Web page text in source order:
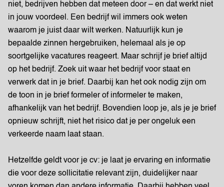
niet, bedrijven hebben dat meteen door – en dat werkt niet
in jouw voordeel. Een bedrijf wil immers ook weten
waarom je juist daar wilt werken. Natuurlijk kun je
bepaalde zinnen hergebruiken, helemaal als je op
soortgelijke vacatures reageert. Maar schrijf je brief altijd
op het bedrijf. Zoek uit waar het bedrijf voor staat en
verwerk dat in je brief. Daarbij kan het ook nodig zijn om
de toon in je brief formeler of informeler te maken,
afhankelijk van het bedrijf. Bovendien loop je, als je je brief
opnieuw schrijft, niet het risico dat je per ongeluk een
verkeerde naam laat staan.
Hetzelfde geldt voor je cv: je laat je ervaring en informatie
die voor deze sollicitatie relevant zijn, duidelijker naar